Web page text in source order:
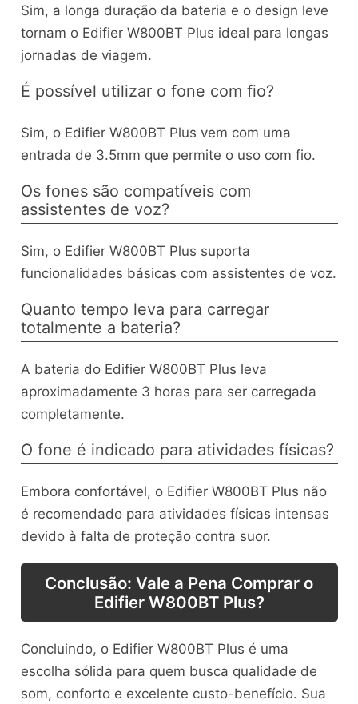
Sim, a longa duração da bateria e o design leve
tornam o Edifier W800BT Plus ideal para longas
jornadas de viagem.
É possível utilizar o fone com fio?
Sim, o Edifier W800BT Plus vem com uma
entrada de 3.5mm que permite o uso com fio.
Os fones são compatíveis com
assistentes de voz?
Sim, o Edifier W800BT Plus suporta
funcionalidades básicas com assistentes de voz.
Quanto tempo leva para carregar
totalmente a bateria?
A bateria do Edifier W800BT Plus leva
aproximadamente 3 horas para ser carregada
completamente.
O fone é indicado para atividades físicas?
Embora confortável, o Edifier W800BT Plus não
é recomendado para atividades físicas intensas
devido à falta de proteção contra suor.
Conclusão: Vale a Pena Comprar o
Edifier W800BT Plus?
Concluindo, o Edifier W800BT Plus é uma
escolha sólida para quem busca qualidade de
som, conforto e excelente custo-benefício. Sua